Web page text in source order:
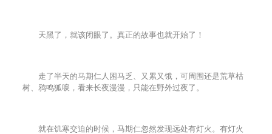
天黑了，就该闭眼了。真正的故事也就开始了！
走了半天的马期仁人困马乏、又累又饿，可周围还是荒草枯
树、鸦鸣狐唳，看来长夜漫漫，只能在野外过夜了。
就在饥寒交迫的时候，马期仁忽然发现远处有灯火。有灯火